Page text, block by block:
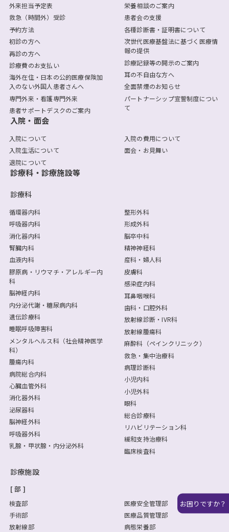
お困りですか？
外来担当予定表
救急（時間外）受診
予約方法
初診の方へ
再診の方へ
診療費のお支払い
海外在住・日本の公的医療保険加
入のない外国人患者さんへ
専門外来・看護専門外来
患者サポートデスクのご案内
栄養相談のご案内
患者会の支援
各種診断書・証明書について
次世代医療基盤法に基づく医療情
報の提供
診療記録等の開示のご案内
耳の不自由な方へ
全面禁煙のお知らせ
パートナーシップ宣誓制度につい
て
入院・面会
入院について
入院生活について
退院について
入院の費用について
面会・お見舞い
診療科・診療施設等
診療科
循環器内科
呼吸器内科
消化器内科
腎臓内科
血液内科
膠原病・リウマチ・アレルギー内
科
脳神経内科
内分泌代謝・糖尿病内科
遺伝診療科
睡眠呼吸障害科
メンタルヘルス科（社会精神医学
科）
腫瘍内科
病院総合内科
心臓血管外科
消化器外科
泌尿器科
脳神経外科
呼吸器外科
乳腺・甲状腺・内分泌外科
整形外科
形成外科
脳卒中科
精神神経科
産科・婦人科
皮膚科
感染症内科
耳鼻咽喉科
歯科・口腔外科
放射線診断・IVR科
放射線腫瘍科
麻酔科（ペインクリニック）
救急・集中治療科
病理診断科
小児内科
小児外科
眼科
総合診療科
リハビリテーション科
緩和支持治療科
臨床検査科
診療施設
部
検査部
手術部
放射線部
医療安全管理部
医療品質管理部
病態栄養部